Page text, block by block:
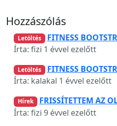
Hozzászólás
Letöltés
FITNESS
Írta: fizi 1 évvel ezelőtt
Letöltés
FITNESS
Írta: kalakal 1 évvel ezelőtt
Hírek
FRISSÍTETTEM AZ
Írta: fizi 9 évvel ezelőtt